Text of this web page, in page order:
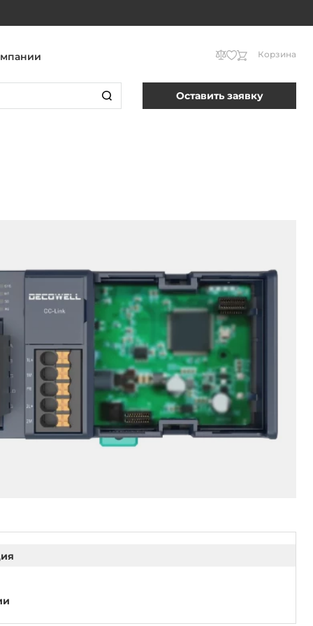
Корзина
Оставить заявку